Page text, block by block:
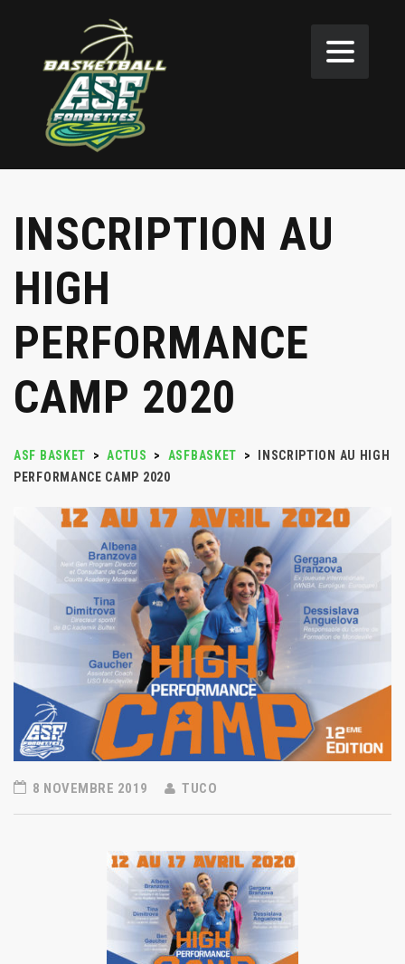
INSCRIPTION AU
HIGH
PERFORMANCE
CAMP 2020
ASF BASKET > ACTUS > ASFBASKET >
INSCRIPTION AU HIGH
PERFORMANCE CAMP 2020
8 NOVEMBRE 2019 TUCO